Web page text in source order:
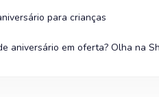
para crianças
aniversário em oferta? Olha na